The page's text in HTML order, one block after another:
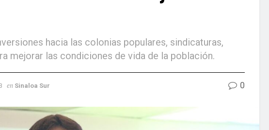
hacia las colonias populares, sindicaturas,
mejorar las condiciones de vida de la población.
en Sinaloa Sur 0